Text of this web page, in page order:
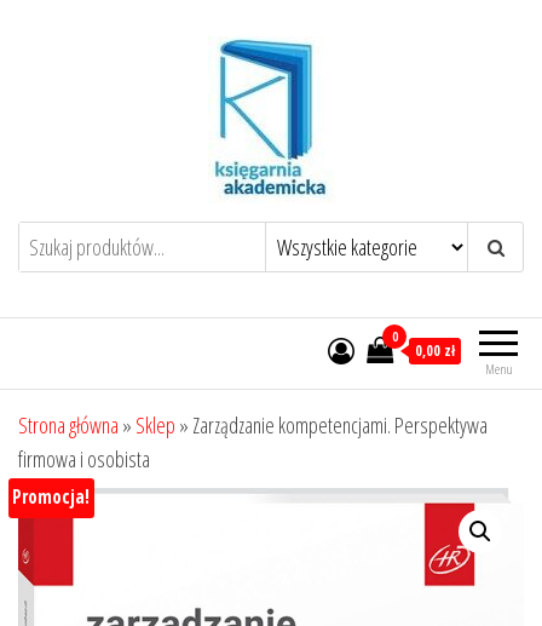
Menu
0
0,00 zł
Strona główna » Sklep » Zarządzanie kompetencjami. Perspektywa
firmowa i osobista
Promocja!